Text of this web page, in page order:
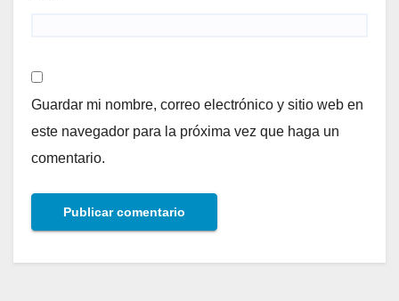
Guardar mi nombre, correo electrónico y sitio web en
este navegador para la próxima vez que haga un
comentario.